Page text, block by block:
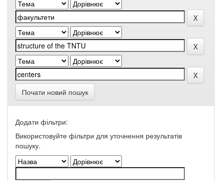
Почати новий пошук
Додати фільтри:
Використовуйте фільтри для уточнення результатів
пошуку.